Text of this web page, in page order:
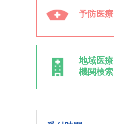
予防医療
地域医療
機関検索